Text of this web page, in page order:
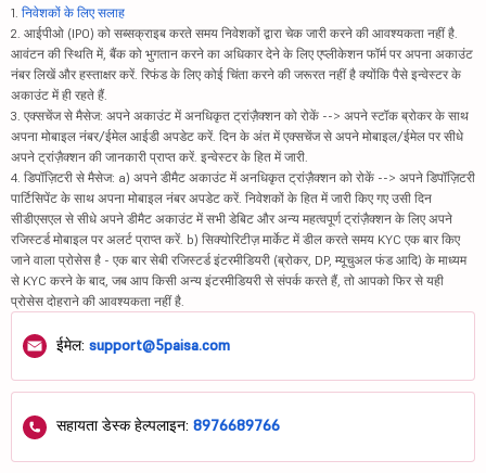
1. निवेशकों के लिए सलाह
2. आईपीओ (IPO) को सब्सक्राइब करते समय निवेशकों द्वारा चेक जारी करने की आवश्यकता नहीं है.
आवंटन की स्थिति में, बैंक को भुगतान करने का अधिकार देने के लिए एप्लीकेशन फॉर्म पर अपना अकाउंट
नंबर लिखें और हस्ताक्षर करें. रिफंड के लिए कोई चिंता करने की जरूरत नहीं है क्योंकि पैसे इन्वेस्टर के
अकाउंट में ही रहते हैं.
3. एक्सचेंज से मैसेज: अपने अकाउंट में अनधिकृत ट्रांज़ैक्शन को रोकें --> अपने स्टॉक ब्रोकर के साथ
अपना मोबाइल नंबर/ईमेल आईडी अपडेट करें. दिन के अंत में एक्सचेंज से अपने मोबाइल/ईमेल पर सीधे
अपने ट्रांज़ैक्शन की जानकारी प्राप्त करें. इन्वेस्टर के हित में जारी.
4. डिपॉज़िटरी से मैसेज: a) अपने डीमैट अकाउंट में अनधिकृत ट्रांज़ैक्शन को रोकें --> अपने डिपॉज़िटरी
पार्टिसिपेंट के साथ अपना मोबाइल नंबर अपडेट करें. निवेशकों के हित में जारी किए गए उसी दिन
सीडीएसएल से सीधे अपने डीमैट अकाउंट में सभी डेबिट और अन्य महत्वपूर्ण ट्रांज़ैक्शन के लिए अपने
रजिस्टर्ड मोबाइल पर अलर्ट प्राप्त करें. b) सिक्योरिटीज़ मार्केट में डील करते समय KYC एक बार किए
जाने वाला प्रोसेस है - एक बार सेबी रजिस्टर्ड इंटरमीडियरी (ब्रोकर, DP, म्यूचुअल फंड आदि) के माध्यम
से KYC करने के बाद, जब आप किसी अन्य इंटरमीडियरी से संपर्क करते हैं, तो आपको फिर से यही
प्रोसेस दोहराने की आवश्यकता नहीं है.
ईमेल: support@5paisa.com
सहायता डेस्क हेल्पलाइन: 8976689766